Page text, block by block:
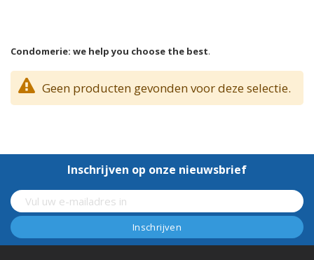
Condomerie: we help you choose the best.
Geen producten gevonden voor deze selectie.
Inschrijven op onze nieuwsbrief